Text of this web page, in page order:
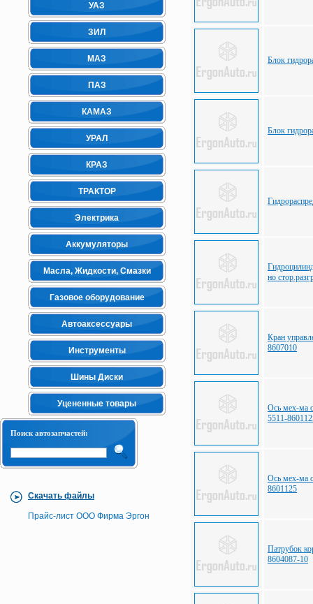
УАЗ
ЗИЛ
МАЗ
ПАЗ
КАМАЗ
УРАЛ
КРАЗ
ТРАКТОР
Электрика
Аккумуляторы
Масла, Жидкости, Смазки
Газовое оборудование
Автоаксессуары
Инструменты
Шины Диски
Уцененные товары
Поиск автозапчастей:
Скачать файлы
Прайс-лист ООО Фирма Эргон
Блок
Блок
но
Кран
8607010
Ось мех-ма
5511-
Ось мех-ма
8601125
Патрубок
8604087-10